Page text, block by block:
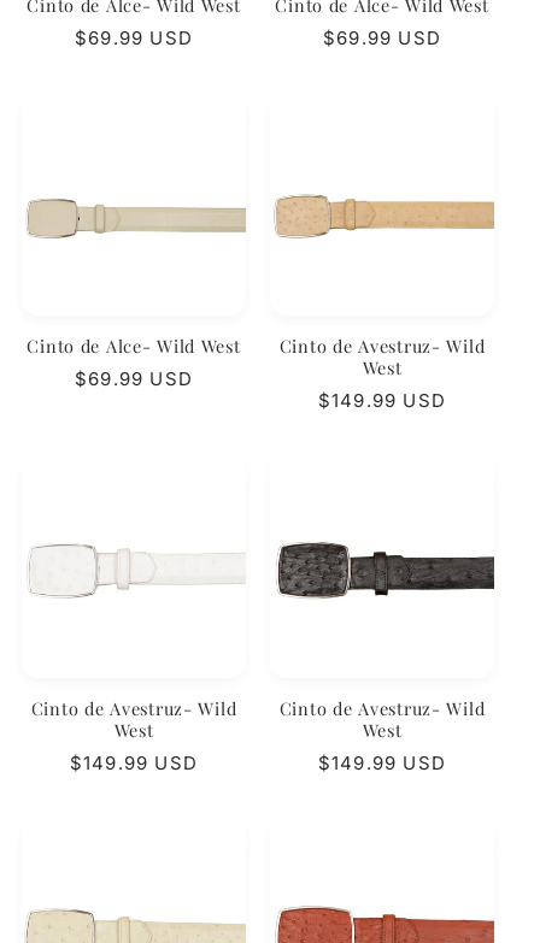
Precio
$69.99 USD
Precio
$69.99 USD
Cinto de Alce- Wild West
Precio
$69.99 USD
Cinto de Avestruz- Wild
West
Precio
$149.99 USD
Cinto de Avestruz- Wild
West
Precio
$149.99 USD
Cinto de Avestruz- Wild
West
Precio
$149.99 USD